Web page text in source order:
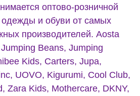
оптово-розничной
одежды и обуви от самых
производителей. Aosta
Beans, Jumping
Kids, Carters, Jupa,
UOVO, Kigurumi, Cool Club,
Zara Kids, Mothercare, DKNY,